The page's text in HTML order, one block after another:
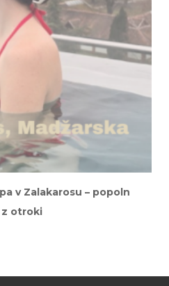
v Zalakarosu – popoln
z otroki